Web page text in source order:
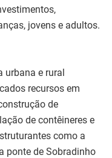
jovens e adultos.
urbana e rural
recursos em
de
de contêineres e
como a
ponte de Sobradinho